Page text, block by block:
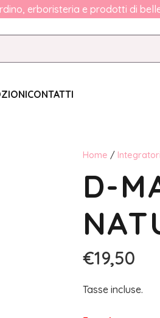
erboristeria e prodotti di
CONTATTI
Home /
D-
€19,50
Tasse incluse.